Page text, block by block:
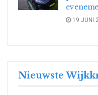
19 JUNI
Nieuwste